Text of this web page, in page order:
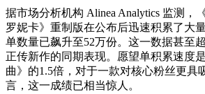
据市场分析机构 Alinea Analytics 监测，
罗妮卡》重制版在公布后迅速积累了大
单数量已飙升至52万份。这一数据甚至
正传新作的同期表现。愿望单积累速度
曲》的1.5倍，对于一款对核心粉丝更具
言，这一成绩已相当惊人。